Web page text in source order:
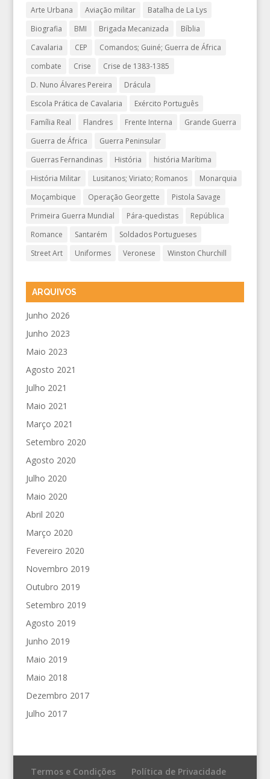
Arte Urbana
Aviação militar
Batalha de La Lys
Biografia
BMI Brigada Mecanizada
Bíblia
Cavalaria
CEP
Comandos; Guiné; Guerra de África
combate
Crise
Crise de 1383-1385
D. Nuno Álvares Pereira
Drácula
Escola Prática de Cavalaria
Exército Português
Família Real
Flandres Frente Interna
Grande Guerra
Guerra de África
Guerra Peninsular
Guerras Fernandinas
História
história Marítima
História Militar
Lusitanos; Viriato; Romanos
Monarquia
Moçambique
Operação Georgette
Pistola Savage
Primeira Guerra Mundial
Pára-quedistas
República
Romance
Santarém
Soldados Portugueses
Street Art
Uniformes Veronese Winston Churchill
ARQUIVOS
Junho 2026
Junho 2023
Maio 2023
Agosto 2021
Julho 2021
Maio 2021
Março 2021
Setembro 2020
Agosto 2020
Julho 2020
Maio 2020
Abril 2020
Março 2020
Fevereiro 2020
Novembro 2019
Outubro 2019
Setembro 2019
Agosto 2019
Junho 2019
Maio 2019
Maio 2018
Dezembro 2017
Julho 2017
Termos e Condições Política de Privacidade